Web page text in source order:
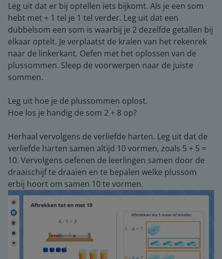
Leg uit dat er bij optellen iets bijkomt. Als je een som
hebt met + 1 tel je 1 tel verder. Leg uit dat een
dubbelsom een som is waarbij je 2 dezelfde getallen bij
elkaar optelt. Je verplaatst de kralen van het rekenrek
naar de linkerkant. Oefen met het oplossen van de
plussommen. Sleep de voorwerpen naar de juiste
sommen.
Leg uit hoe je de plussommen oplost.
Hoe los je handig de som 2 + 8 op?
Herhaal vervolgens de verliefde harten. Leg uit dat de
verliefde harten samen altijd 10 vormen, zoals 5 + 5 =
10. Vervolgens oefenen de leerlingen samen door de
draaischijf te draaien en te bepalen welke plussom
erbij hoort om samen 10 te vormen.